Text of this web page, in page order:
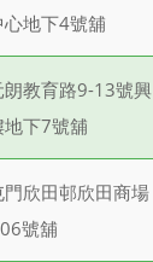
地下4號舖
朗教育路9-13號興
下7號舖
門欣田邨欣田商場
號舖